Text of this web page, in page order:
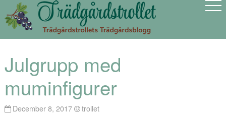
Julgrupp med
muminfigurer
December 8, 2017 trollet